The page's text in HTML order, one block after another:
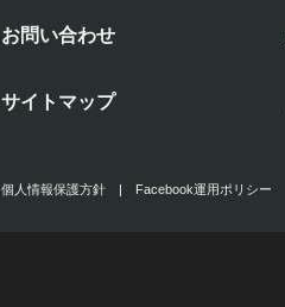
お問い合わせ
サイトマップ
個人情報保護方針 | Facebook運用ポリシー